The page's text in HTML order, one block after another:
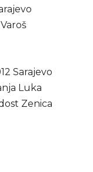
Sarajevo
Luka
Zenica